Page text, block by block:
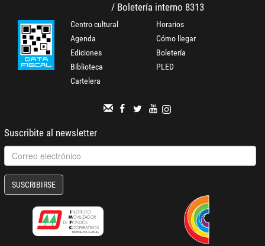
/ Boletería interno 8313
Centro cultural
Agenda
Ediciones
Biblioteca
Cartelera
Horarios
Cómo llegar
Boletería
PLED
Suscribite al newsletter
SUSCRIBIRSE